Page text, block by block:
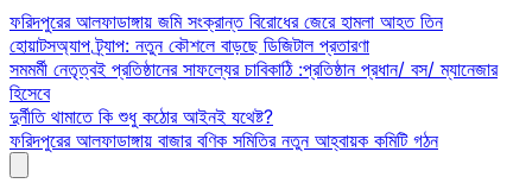
Skip
to
content
ফরিদপুরের আলফাডাঙ্গায় জমি সংক্রান্ত বিরোধের জেরে হামলা আহত তিন
হোয়াটসঅ্যাপ ট্র্যাপ: নতুন কৌশলে বাড়ছে ডিজিটাল প্রতারণা
সমমর্মী নেতৃত্বই প্রতিষ্ঠানের সাফল্যের চাবিকাঠি :প্রতিষ্ঠান প্রধান/ বস/ ম্যানেজার
হিসেবে
দুর্নীতি থামাতে কি শুধু কঠোর আইনই যথেষ্ট?
ফরিদপুরের আলফাডাঙ্গায় বাজার বণিক সমিতির নতুন আহ্বায়ক কমিটি গঠন